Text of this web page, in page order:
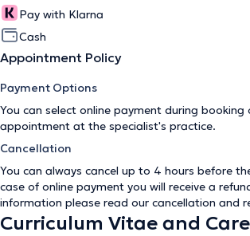
Pay with Klarna
Cash
Appointment Policy
Payment Options
You can select online payment during
appointment at the specialist's practice.
Cancellation
You can always cancel up to 4 hours before
case of online payment you will receive a
information please read our cancellation and
Curriculum Vitae and